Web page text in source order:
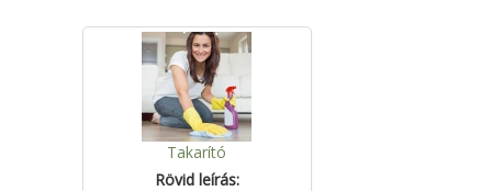
Takarító
Rövid leírás: